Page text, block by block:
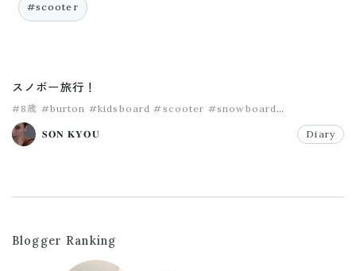
#scooter
スノボー旅行！
#8歳 #burton #kidsboard #scooter #snowboard
#snowboarding
𝐒𝐎𝐍 𝐊𝐘𝐎𝐔
Diary
Blogger Ranking